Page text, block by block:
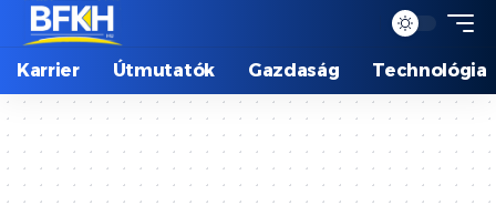
Karrier Útmutatók Gazdaság Technológia